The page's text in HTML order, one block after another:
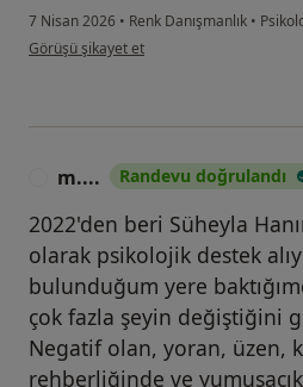
7 Nisan 2026 • Renk Danışmanlık •
kullanıcının görüşüne göre e....g
Görüşü şikayet et
m.... Randevu doğrulandı
2022'den beri Süheyla
olarak psikolojik destek
bulunduğum yere
çok fazla şeyin değiştiğini
Negatif olan, yoran, üzen,
rehberliğinde ve